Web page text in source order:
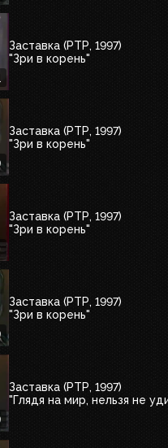
Заставка (РТР, 1997)
"Зри в корень"
Заставка (РТР, 1997)
"Зри в корень"
Заставка (РТР, 1997)
"Зри в корень"
Заставка (РТР, 1997)
"Зри в корень"
Заставка (РТР, 1997)
"Глядя на мир, нельзя не